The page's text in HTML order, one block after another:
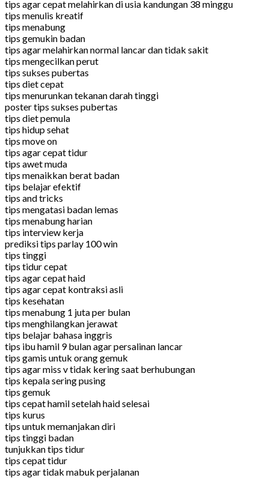
tips agar cepat melahirkan di usia kandungan 38 minggu
tips menulis kreatif
tips menabung
tips gemukin badan
tips agar melahirkan normal lancar dan tidak sakit
tips mengecilkan perut
tips sukses pubertas
tips diet cepat
tips menurunkan tekanan darah tinggi
poster tips sukses pubertas
tips diet pemula
tips hidup sehat
tips move on
tips agar cepat tidur
tips awet muda
tips menaikkan berat badan
tips belajar efektif
tips and tricks
tips mengatasi badan lemas
tips menabung harian
tips interview kerja
prediksi tips parlay 100 win
tips tinggi
tips tidur cepat
tips agar cepat haid
tips agar cepat kontraksi asli
tips kesehatan
tips menabung 1 juta per bulan
tips menghilangkan jerawat
tips belajar bahasa inggris
tips ibu hamil 9 bulan agar persalinan lancar
tips gamis untuk orang gemuk
tips agar miss v tidak kering saat berhubungan
tips kepala sering pusing
tips gemuk
tips cepat hamil setelah haid selesai
tips kurus
tips untuk memanjakan diri
tips tinggi badan
tunjukkan tips tidur
tips cepat tidur
tips agar tidak mabuk perjalanan